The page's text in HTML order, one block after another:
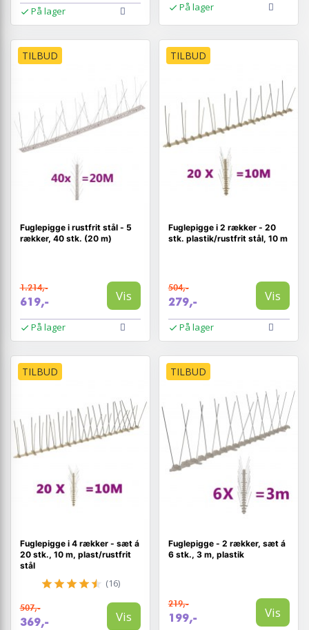
På lager På lager
TILBUD
Fuglepigge i rustfrit stål - 5
rækker, 40 stk. (20 m)
1.214,-
619,- Vis
På lager
TILBUD
Fuglepigge i 2 rækker - 20
stk. plastik/rustfrit stål, 10 m
504,-
279,- Vis
På lager
TILBUD
Fuglepigge i 4 rækker - sæt á
20 stk., 10 m, plast/rustfrit
stål
(16)
507,-
369,- Vis
TILBUD
Fuglepigge - 2 rækker, sæt á
6 stk., 3 m, plastik
219,-
199,- Vis